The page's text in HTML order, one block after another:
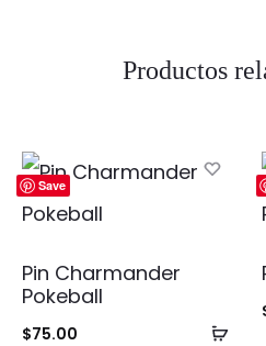
Productos
Save
Pin Charmander
Pokeball
$75.00